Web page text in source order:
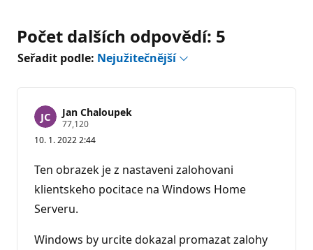
Počet dalších odpovědí: 5
Seřadit podle: Nejužitečnější
Jan Chaloupek
77,120R
p
t
a
č
n
d
10. 1. 2022 2:44
Ten obrazek je z nastaveni zalohovani
klientskeho pocitace na Windows Home
Serveru.
Windows by urcite dokazal promazat zalohy